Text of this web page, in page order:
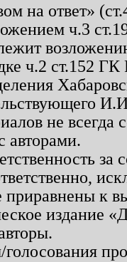
на ответ»
ч.3
ч.2 ст.152
не
авторами.
приравнены к
издание